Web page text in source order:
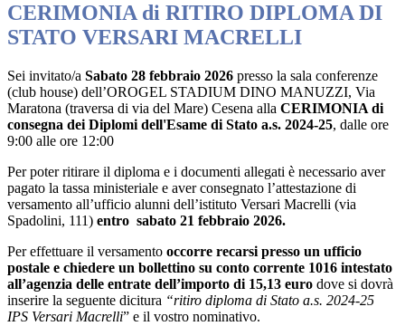
CERIMONIA di RITIRO DIPLOMA DI
STATO VERSARI MACRELLI
Sei invitato/a Sabato 28 febbraio 2026 presso la sala conferenze
(club house) dell’OROGEL STADIUM DINO MANUZZI, Via
Maratona (traversa di via del Mare) Cesena alla CERIMONIA di
consegna dei Diplomi dell'Esame di Stato a.s. 2024-25, dalle ore
9:00 alle ore 12:00
Per poter ritirare il diploma e i documenti allegati è necessario aver
pagato la tassa ministeriale e aver consegnato l’attestazione di
versamento all’ufficio alunni dell’istituto Versari Macrelli (via
Spadolini, 111) entro sabato 21 febbraio 2026.
Per effettuare il versamento occorre recarsi presso un ufficio
postale e chiedere un bollettino su conto corrente 1016 intestato
all’agenzia delle entrate dell’importo di 15,13 euro dove si dovrà
inserire la seguente dicitura “ritiro diploma di Stato a.s. 2024-25
IPS Versari Macrelli” e il vostro nominativo.